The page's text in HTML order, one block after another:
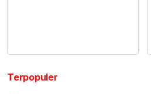
Terpopuler